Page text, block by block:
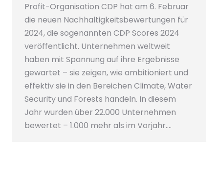
Profit-Organisation CDP hat am 6. Februar
die neuen Nachhaltigkeitsbewertungen für
2024, die sogenannten CDP Scores 2024
veröffentlicht. Unternehmen weltweit
haben mit Spannung auf ihre Ergebnisse
gewartet – sie zeigen, wie ambitioniert und
effektiv sie in den Bereichen Climate, Water
Security und Forests handeln. In diesem
Jahr wurden über 22.000 Unternehmen
bewertet – 1.000 mehr als im Vorjahr.…